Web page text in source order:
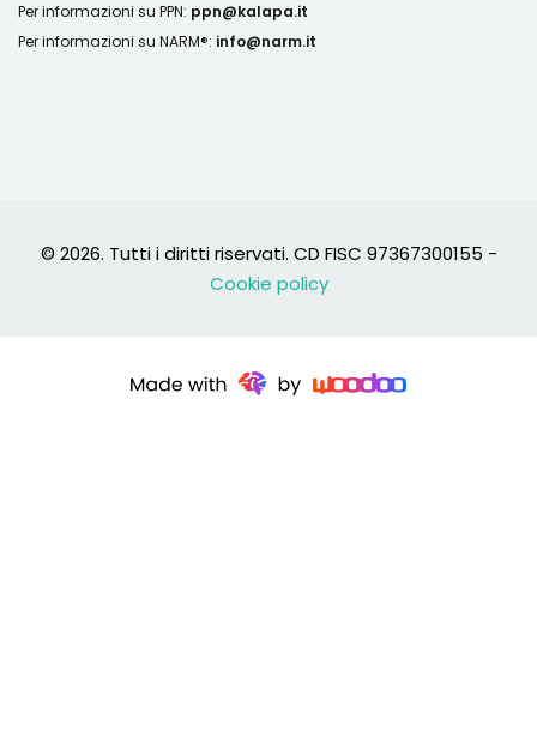
Per informazioni su PPN: ppn@kalapa.it
Per informazioni su NARM®: info@narm.it
© 2026. Tutti i diritti riservati. CD FISC 97367300155 -
Cookie policy